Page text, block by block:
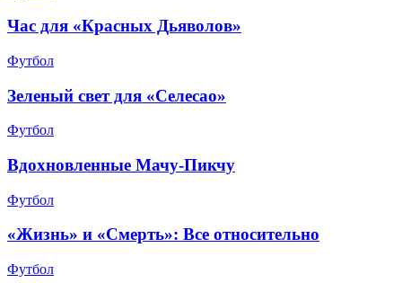
Час для «Красных Дьяволов»
Футбол
Зеленый свет для «Селесао»
Футбол
Вдохновленные Мачу-Пикчу
Футбол
«Жизнь» и «Смерть»: Все относительно
Футбол